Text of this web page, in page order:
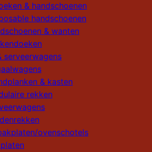
& handschoenen
handschoenen
& wanten
serveerwagens
& kasten
rekken
ovenschotels